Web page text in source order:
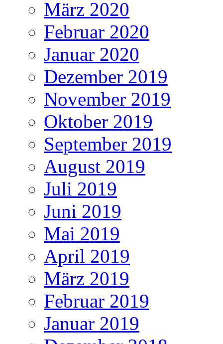
März 2020
Februar 2020
Januar 2020
Dezember 2019
November 2019
Oktober 2019
September 2019
August 2019
Juli 2019
Juni 2019
Mai 2019
April 2019
März 2019
Februar 2019
Januar 2019